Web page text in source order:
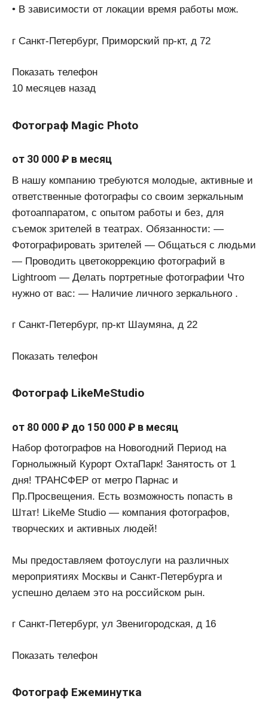
• В зависимости от локации время работы мож.
г Санкт-Петербург, Приморский пр-кт, д 72
Показать телефон
10 месяцев назад
Фотограф Magic Photo
от 30 000 ₽ в месяц
В нашу компанию требуются молодые, активные и
ответственные фотографы со своим зеркальным
фотоаппаратом, с опытом работы и без, для
съемок зрителей в театрах. Обязанности: —
Фотографировать зрителей — Общаться с людьми
— Проводить цветокоррекцию фотографий в
Lightroom — Делать портретные фотографии Что
нужно от вас: — Наличие личного зеркального .
г Санкт-Петербург, пр-кт Шаумяна, д 22
Показать телефон
Фотограф LikeMeStudio
от 80 000 ₽ до 150 000 ₽ в месяц
Набор фотографов на Новогодний Период на
Горнолыжный Курорт ОхтаПарк! Занятость от 1
дня! ТРАНСФЕР от метро Парнас и
Пр.Просвещения. Есть возможность попасть в
Штат! LikeMe Studio — компания фотографов,
творческих и активных людей!
Мы предоставляем фотоуслуги на различных
мероприятиях Москвы и Санкт-Петербурга и
успешно делаем это на российском рын.
г Санкт-Петербург, ул Звенигородская, д 16
Показать телефон
Фотограф Ежеминутка